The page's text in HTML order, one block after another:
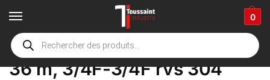
0
Home Winkel / Product Opties /
36 m, 3/4F-3/4F rvs 304